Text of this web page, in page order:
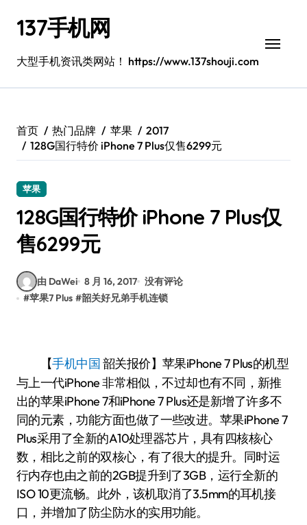
137手机网
大型手机资讯类网站！ https://www.137shouji.com
首页 热门品牌 苹果
2017
128G国行特价 iPhone 7 Plus仅售6299元
苹果
128G国行特价 iPhone 7 Plus仅
售6299元
由 DaWei 8 月 16, 2017 没有评论
#苹果7 Plus #韶关好兄弟手机连锁
【手机中国 韶关报价】苹果iPhone 7 Plus的机型
与上一代iPhone 非常相似，不过却也有不同，新推
出的苹果iPhone 7和iPhone 7 Plus还是新增了许多不
同的元素，功能方面也做了一些改进。苹果iPhone 7
Plus采用了全新的A10处理器芯片，具有四核核心
数，相比之前的双核心，有了很大的提升。同时运
行内存也由之前的2GB提升到了3GB，运行全新的
ISO 10更流畅。此外，该机取消了3.5mm的耳机接
口，并增加了防尘防水的实用功能。